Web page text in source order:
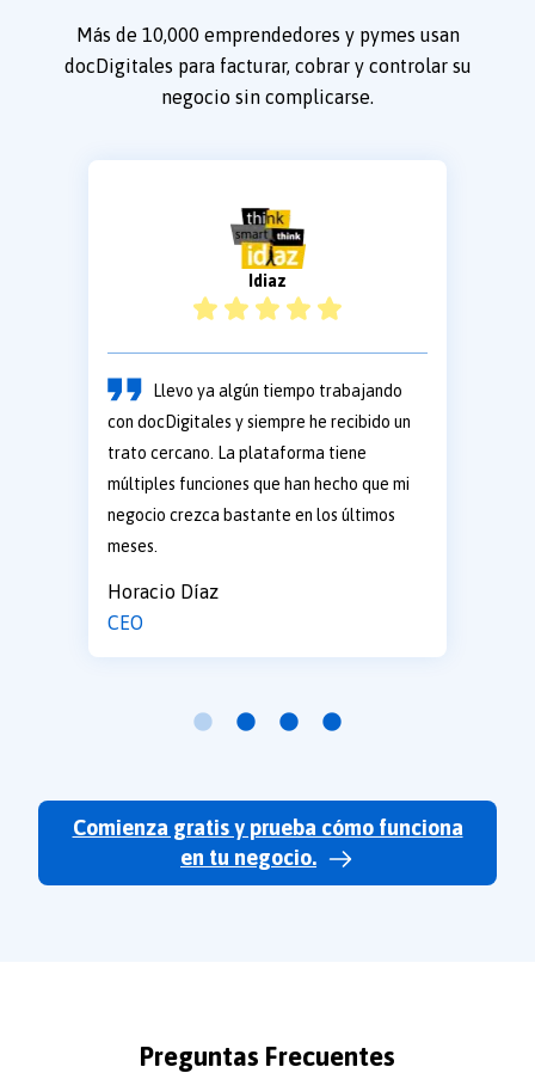
Más de 10,000 emprendedores y pymes usan
docDigitales para facturar, cobrar y controlar su
negocio sin complicarse.
Idiaz
Llevo ya algún tiempo trabajando
con docDigitales y siempre he recibido un
trato cercano. La plataforma tiene
múltiples funciones que han hecho que mi
negocio crezca bastante en los últimos
meses.
Horacio Díaz
CEO
Comienza gratis y prueba cómo funciona
en tu negocio.
Preguntas Frecuentes